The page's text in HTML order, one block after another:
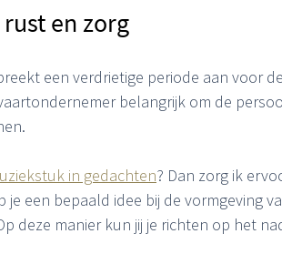
en zorg
een verdrietige periode aan voor
belangrijk om de
in gedachten? Dan zorg ik
een bepaald idee bij de vormgeving
deze manier kun jij je richten op het